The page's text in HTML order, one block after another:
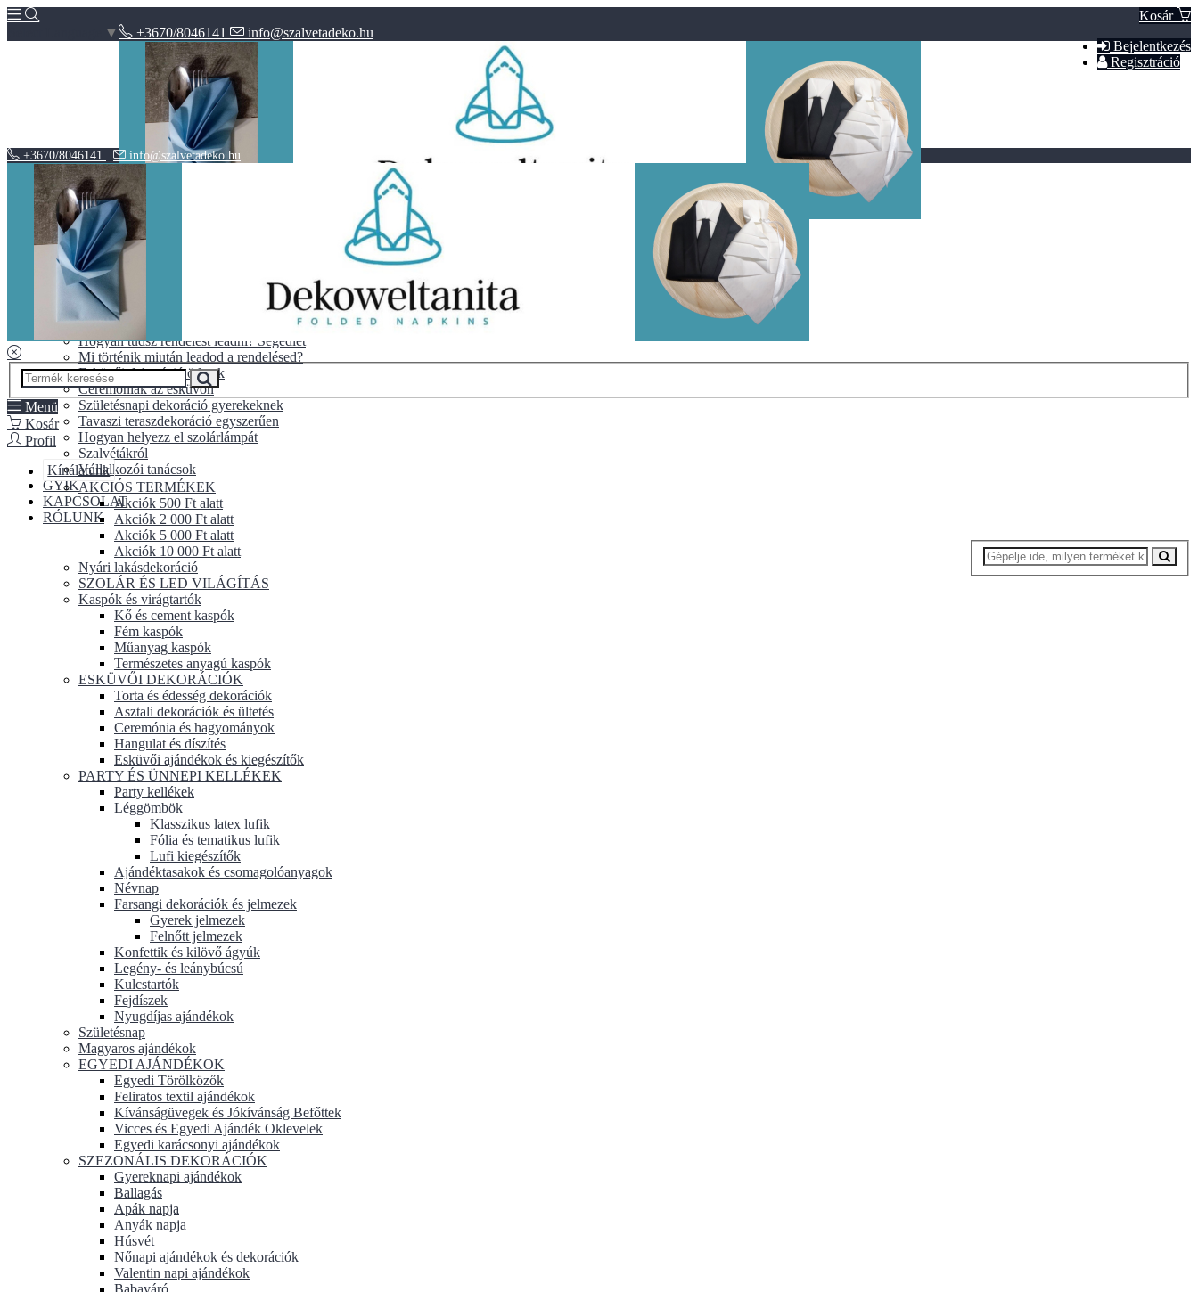
Kosár
Bejelentkezés
Regisztráció
▼ +3670/8046141 info@szalvetadeko.hu
Hírek
ÁSZF
Adatvédelem
BLOG
10+1 tipp a tökéletes nászajándékhoz
Halloween vs. Mindenszentek
Hogyan tudsz rendelést leadni? Segédlet
Mi történik miután leadod a rendelésed?
Esküvői dekoráció ötletek
Ceremóniák az esküvőn
Születésnapi dekoráció gyerekeknek
Tavaszi teraszdekoráció egyszerűen
Hogyan helyezz el szolárlámpát
Szalvétákról
Vállalkozói tanácsok
GYIK
KAPCSOLAT
RÓLUNK
+3670/8046141 info@szalvetadeko.hu
Menü
Kosár
Profil
Kínálatunk
AKCIÓS TERMÉKEK
Akciók 500 Ft alatt
Akciók 2 000 Ft alatt
Akciók 5 000 Ft alatt
Akciók 10 000 Ft alatt
Nyári lakásdekoráció
SZOLÁR ÉS LED VILÁGÍTÁS
Kaspók és virágtartók
Kő és cement kaspók
Fém kaspók
Műanyag kaspók
Természetes anyagú kaspók
ESKÜVŐI DEKORÁCIÓK
Torta és édesség dekorációk
Asztali dekorációk és ültetés
Ceremónia és hagyományok
Hangulat és díszítés
Esküvői ajándékok és kiegészítők
PARTY ÉS ÜNNEPI KELLÉKEK
Party kellékek
Léggömbök
Klasszikus latex lufik
Fólia és tematikus lufik
Lufi kiegészítők
Ajándéktasakok és csomagolóanyagok
Névnap
Farsangi dekorációk és jelmezek
Gyerek jelmezek
Felnőtt jelmezek
Konfettik és kilövő ágyúk
Legény- és leánybúcsú
Kulcstartók
Fejdíszek
Nyugdíjas ajándékok
Születésnap
Magyaros ajándékok
EGYEDI AJÁNDÉKOK
Egyedi Törölközők
Feliratos textil ajándékok
Kívánságüvegek és Jókívánság Befőttek
Vicces és Egyedi Ajándék Oklevelek
Egyedi karácsonyi ajándékok
SZEZONÁLIS DEKORÁCIÓK
Gyereknapi ajándékok
Ballagás
Apák napja
Anyák napja
Húsvét
Nőnapi ajándékok és dekorációk
Valentin napi ajándékok
Babaváró